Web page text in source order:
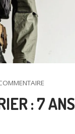
SUR
MP20
PLATE
: 7 ANS